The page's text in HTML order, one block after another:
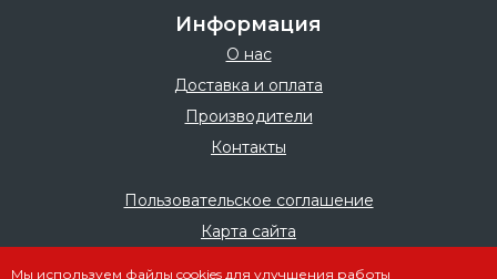
Информация
О нас
Доставка и оплата
Производители
Контакты
Пользовательское соглашение
Карта сайта
Мы используем файлы cookies для улучшения работы